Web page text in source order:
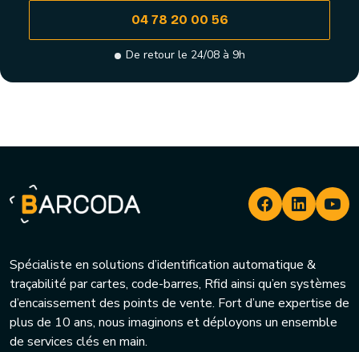
04 78 20 00 56
De retour le 24/08 à 9h
Spécialiste en solutions d’identification automatique &
traçabilité par cartes, code-barres, Rfid ainsi qu’en systèmes
d’encaissement des points de vente. Fort d’une expertise de
plus de 10 ans, nous imaginons et déployons un ensemble
de services clés en main.